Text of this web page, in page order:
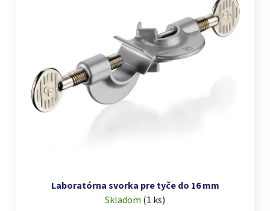
Laboratórna svorka pre tyče do 16 mm
Skladom (1 ks)